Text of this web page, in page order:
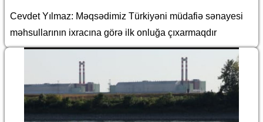
Cevdet Yılmaz: Məqsədimiz Türkiyəni müdafiə sənayesi
məhsullarının ixracına görə ilk onluğa çıxarmaqdır